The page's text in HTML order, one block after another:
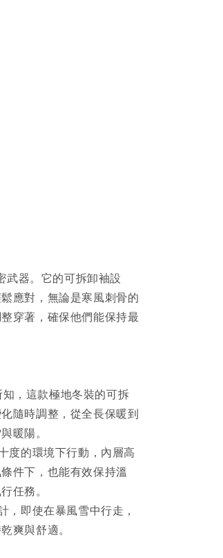
武器。它的可拆卸袖設
應對，無論是寒風刺骨的
穿著，確保他們能保持最
，這款極地冬裝的可拆
隨時調整，從全長保暖到
暖陽。
度的環境下行動，內層高
件下，也能有效保持溫
任務。
，即使在暴風雪中行走，
爽與舒適。